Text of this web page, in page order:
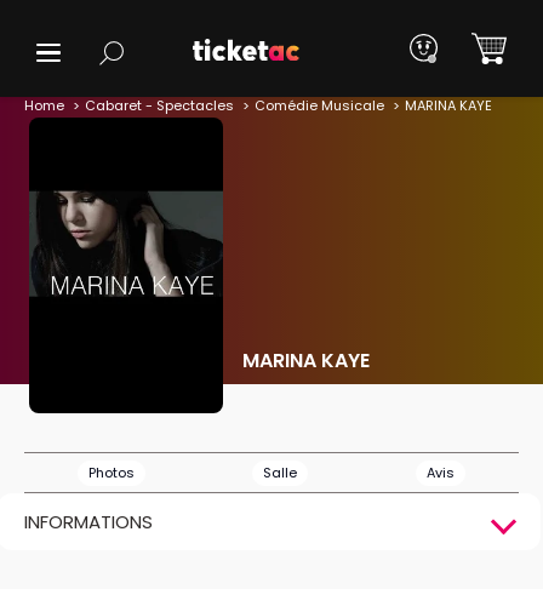
Home Cabaret - Spectacles Comédie Musicale MARINA KAYE
MARINA KAYE
Photos Salle Avis
INFORMATIONS